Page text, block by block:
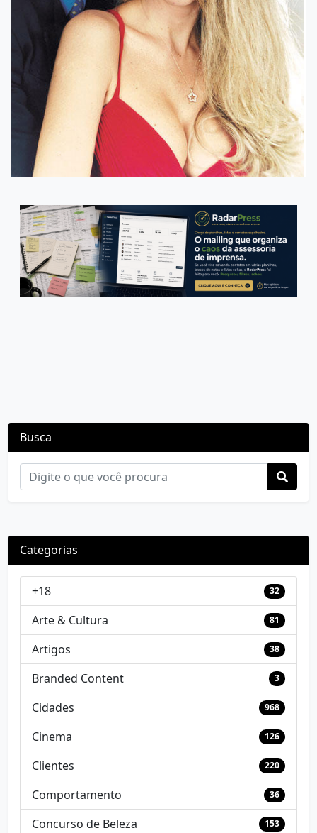
Busca
Categorias
+18 32
Arte & Cultura 81
Artigos 38
Branded Content 3
Cidades 968
Cinema 126
Clientes 220
Comportamento 36
Concurso de Beleza 153